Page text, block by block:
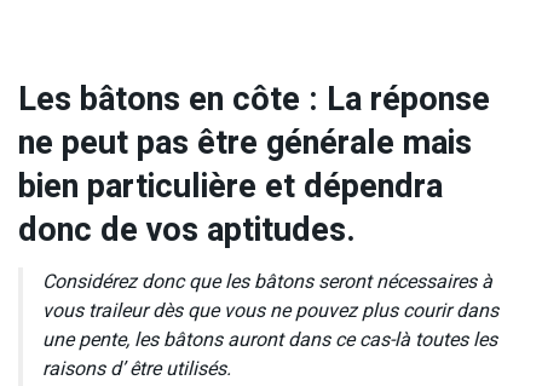
Les bâtons en côte : La réponse
ne peut pas être générale mais
bien particulière et dépendra
donc de vos aptitudes.
Considérez donc que les bâtons seront nécessaires à
vous traileur dès que vous ne pouvez plus courir dans
une pente, les bâtons auront dans ce cas-là toutes les
raisons d’ être utilisés.